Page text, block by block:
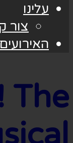
עלינו
צור
The